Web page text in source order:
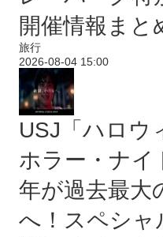
開催情報まと
旅行
2026-08-04 15:00
USJ「ハロウ
ホラー・ナイ
年が過去最大
へ！スペシャ